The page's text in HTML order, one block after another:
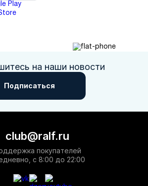
на наши новости
Подписаться
club@ralf.ru
покупателей
с 8:00 до 22:00